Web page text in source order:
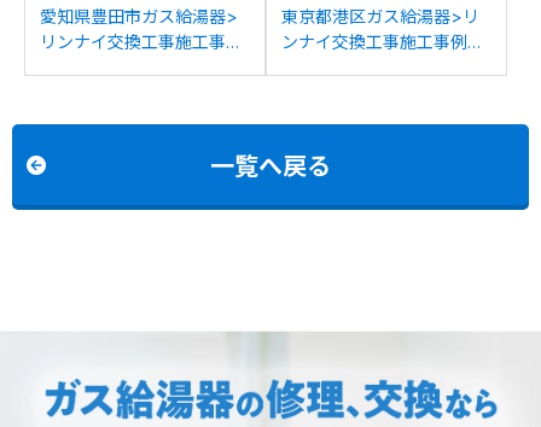
愛知県豊田市ガス給湯器>
リンナイ交換工事施工事
東京都港区ガス給湯器>リ
ンナイ交換工事施工事例：
一覧へ戻る